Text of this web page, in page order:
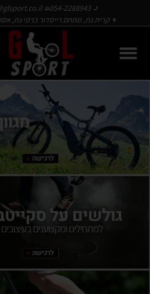
054-2288943
קרית גת, מתחם רייסדור כרמי גת,